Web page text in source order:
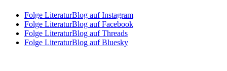
Folge LiteraturBlog auf Instagram
Folge LiteraturBlog auf Facebook
Folge LiteraturBlog auf Threads
Folge LiteraturBlog auf Bluesky